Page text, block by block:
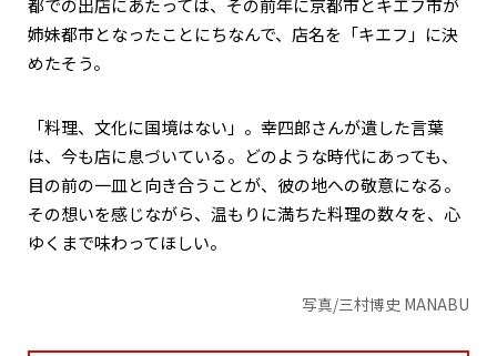
都での出店にあたっては、その前年に京都市とキエフ市が
姉妹都市となったことにちなんで、店名を「キエフ」に決
めたそう。
「料理、文化に国境はない」。幸四郎さんが遺した言葉
は、今も店に息づいている。どのような時代にあっても、
目の前の一皿と向き合うことが、彼の地への敬意になる。
その想いを感じながら、温もりに満ちた料理の数々を、心
ゆくまで味わってほしい。
写真/三村博史 MANABU